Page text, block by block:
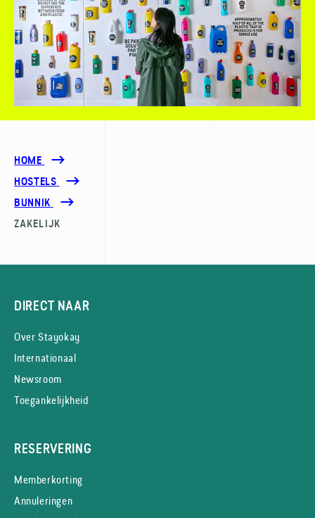
HOME
HOSTELS
BUNNIK
ZAKELIJK
DIRECT NAAR
Over Stayokay
Internationaal
Newsroom
Toegankelijkheid
RESERVERING
Memberkorting
Annuleringen